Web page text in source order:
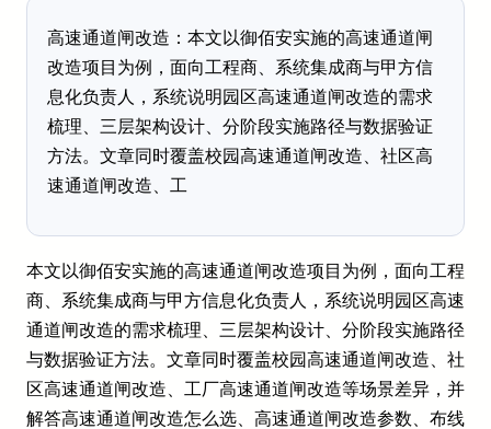
高速通道闸改造：本文以御佰安实施的高速通道闸
改造项目为例，面向工程商、系统集成商与甲方信
息化负责人，系统说明园区高速通道闸改造的需求
梳理、三层架构设计、分阶段实施路径与数据验证
方法。文章同时覆盖校园高速通道闸改造、社区高
速通道闸改造、工
本文以御佰安实施的高速通道闸改造项目为例，面向工程
商、系统集成商与甲方信息化负责人，系统说明园区高速
通道闸改造的需求梳理、三层架构设计、分阶段实施路径
与数据验证方法。文章同时覆盖校园高速通道闸改造、社
区高速通道闸改造、工厂高速通道闸改造等场景差异，并
解答高速通道闸改造怎么选、高速通道闸改造参数、布线